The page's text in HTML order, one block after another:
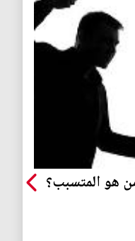
هو المتسبب؟